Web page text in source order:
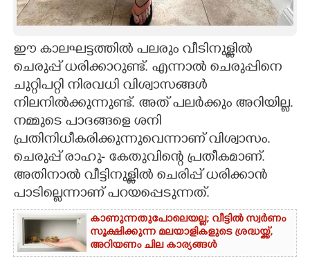
ASTRO
CARTOONS
LITERATURE
ZOOM
CONTACT US
ഈ കാലഘട്ടത്തിൽ പലരും വീടിനുള്ളിൽ
ചെരുപ്പ് ധരിക്കാറുണ്ട്. എന്നാൽ ചെരുപ്പിനെ
ചുറ്റിപറ്റി നിരവധി വിശ്വാസങ്ങൾ
നിലനിൽക്കുന്നുണ്ട്. അത് പലർക്കും അറിയില്ല.
നമ്മുടെ പാദങ്ങളെ ശനി
പ്രതിനിധീകരിക്കുന്നുവെന്നാണ് വിശ്വാസം.
ചെരുപ്പ് രാഹു- കേതുവിന്റെ പ്രതീകമാണ്.
അതിനാൽ വീട്ടിനുള്ളിൽ ചെരിപ്പ് ധരിക്കാൻ
പാടില്ലെന്നാണ് പറയപ്പെടുന്നത്.
കാണുന്നതുപോലെയല്ല; വീട്ടിൽ സ്വർണം
സൂക്ഷിക്കുന്ന മലയാളികളുടെ ശ്രദ്ധയ്ക്ക്,
അറിയണം ചില കാര്യങ്ങൾ